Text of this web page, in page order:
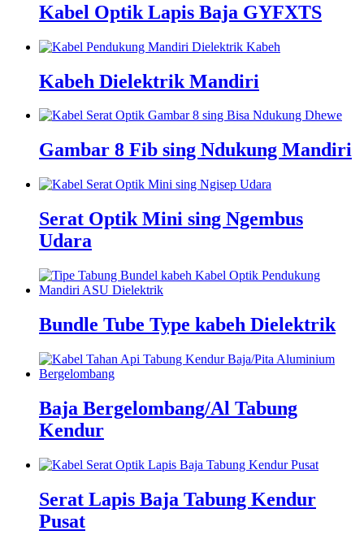
Kabel Optik Lapis Baja GYFXTS
Kabeh Dielektrik Mandiri
Gambar 8 Fib sing Ndukung Mandiri
Serat Optik Mini sing Ngembus
Udara
Bundle Tube Type kabeh Dielektrik
Baja Bergelombang/Al Tabung
Kendur
Serat Lapis Baja Tabung Kendur
Pusat